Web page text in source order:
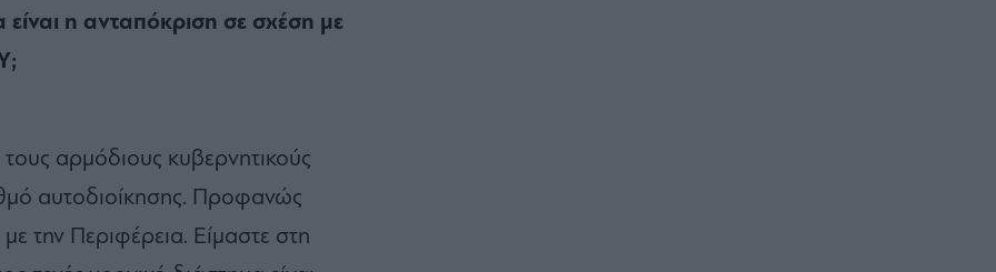
είναι η ανταπόκριση σε σχέση με
αρμόδιους κυβερνητικούς
αυτοδιοίκησης. Προφανώς
την Περιφέρεια. Είμαστε στη